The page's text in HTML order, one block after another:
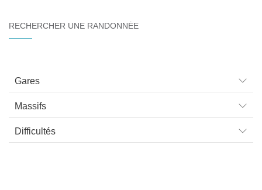
RECHERCHER UNE RANDONNÉE
Gares
Massifs
Difficultés